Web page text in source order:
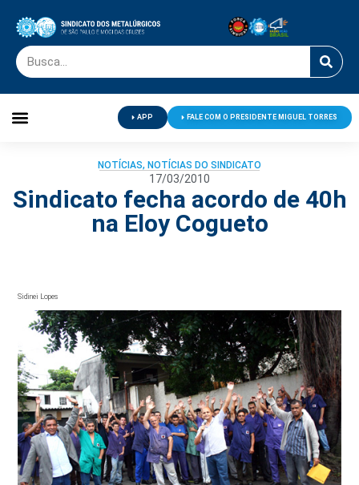
APP FALE COM O PRESIDENTE MIGUEL TORRES
NOTÍCIAS, NOTÍCIAS DO SINDICATO
17/03/2010
Sindicato fecha acordo de 40h
na Eloy Cogueto
Sidinei Lopes